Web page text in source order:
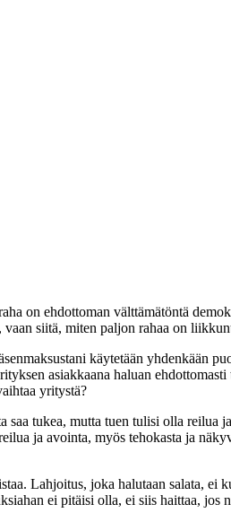
on ehdottoman välttämätöntä
vaan siitä, miten paljon rahaa on
käytetään yhdenkään
asiakkaana haluan ehdottomasti
yritystä?
tukea, mutta tuen tulisi olla reilua
ja avointa, myös tehokasta ja
Lahjoitus, joka halutaan salata, ei
ei pitäisi olla, ei siis haittaa, jos